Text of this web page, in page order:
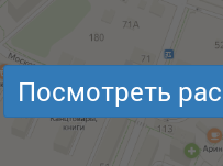
Посмотреть